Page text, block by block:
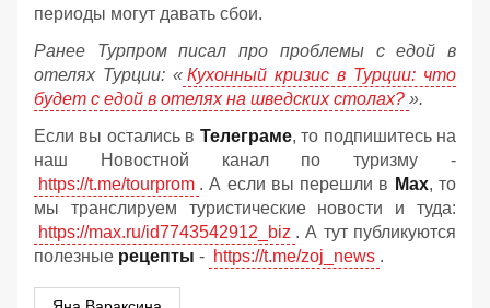
периоды могут давать сбои.
Ранее Турпром писал про проблемы с едой в
отелях Турции: « Кухонный кризис в Турции: что
будет с едой в отелях на шведских столах? ».
Если вы остались в Телеграме, то подпишитесь на
наш Новостной канал по туризму -
https://t.me/tourprom . А если вы перешли в Мах, то
мы транслируем туристические новости и туда:
https://max.ru/id7743542912_biz . А тут публикуются
полезные рецепты - https://t.me/zoj_news .